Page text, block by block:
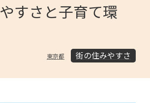
すさと子育て環
東京都 街の住みやすさ